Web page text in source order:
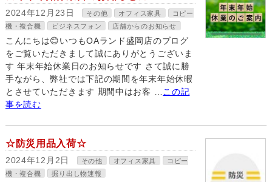
2024年12月23日 その他 オフィス家具
コピー
機・複合機
ビジネスフォン 店舗からのお知らせ
こんにちは😊いつもOAランド盛岡店のブログ
をご覧いただきまして誠にありがとうございま
す 年末年始休業日のお知らせです さて誠に勝
手ながら、弊社では下記の期間を年末年始休暇
とさせていただきます 期間中はお客 …
この記
事を読む
☆防災用品入荷☆
2024年12月2日 その他 オフィス家具
コピー
機・複合機
掘り出し物速報